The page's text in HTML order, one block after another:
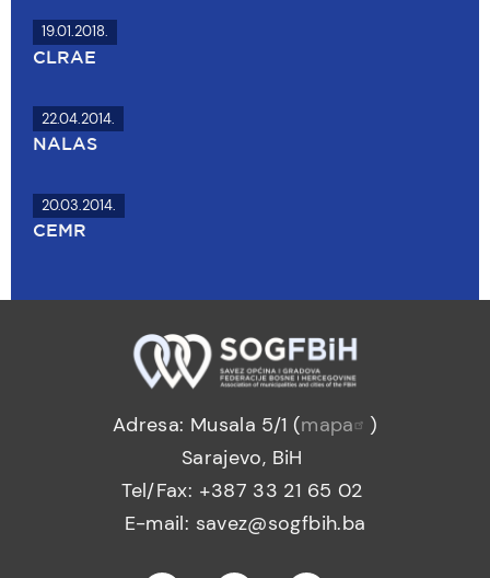
19.01.2018.
CLRAE
22.04.2014.
NALAS
20.03.2014.
CEMR
Adresa: Musala 5/1 (mapa
)
Sarajevo, BiH
Tel/Fax: +387 33 21 65 02
E-mail: savez@sogfbih.ba